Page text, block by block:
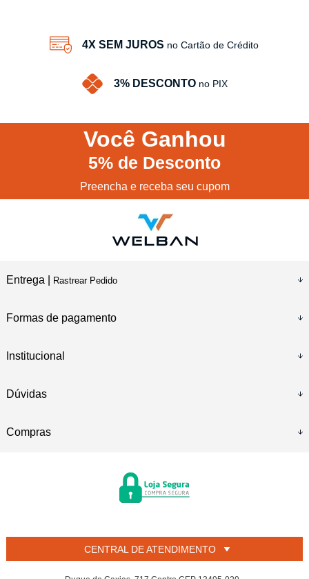
4X SEM JUROS no Cartão de Crédito
3% DESCONTO no PIX
Você Ganhou
5% de Desconto
Preencha e receba seu cupom
Entrega | Rastrear Pedido
Formas de pagamento
Institucional
Dúvidas
Compras
CENTRAL DE ATENDIMENTO